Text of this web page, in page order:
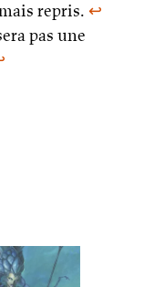
repris. ↩
pas une